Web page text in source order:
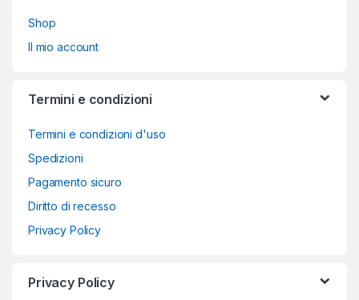
Shop
Il mio account
Termini e condizioni
Termini e condizioni d'uso
Spedizioni
Pagamento sicuro
Diritto di recesso
Privacy Policy
Privacy Policy